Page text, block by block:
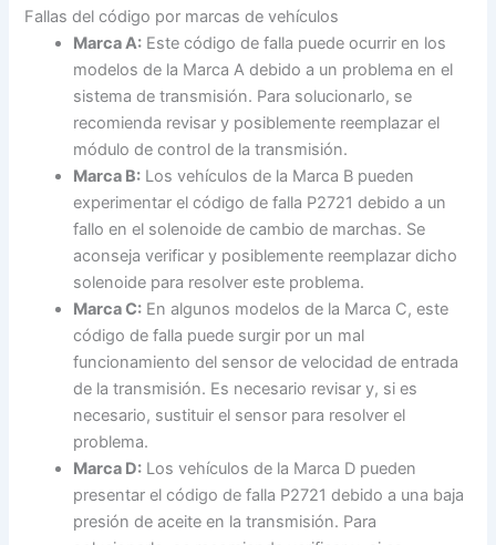
Fallas del código por marcas de vehículos
Marca A: Este código de falla puede ocurrir en los
modelos de la Marca A debido a un problema en el
sistema de transmisión. Para solucionarlo, se
recomienda revisar y posiblemente reemplazar el
módulo de control de la transmisión.
Marca B: Los vehículos de la Marca B pueden
experimentar el código de falla P2721 debido a un
fallo en el solenoide de cambio de marchas. Se
aconseja verificar y posiblemente reemplazar dicho
solenoide para resolver este problema.
Marca C: En algunos modelos de la Marca C, este
código de falla puede surgir por un mal
funcionamiento del sensor de velocidad de entrada
de la transmisión. Es necesario revisar y, si es
necesario, sustituir el sensor para resolver el
problema.
Marca D: Los vehículos de la Marca D pueden
presentar el código de falla P2721 debido a una baja
presión de aceite en la transmisión. Para